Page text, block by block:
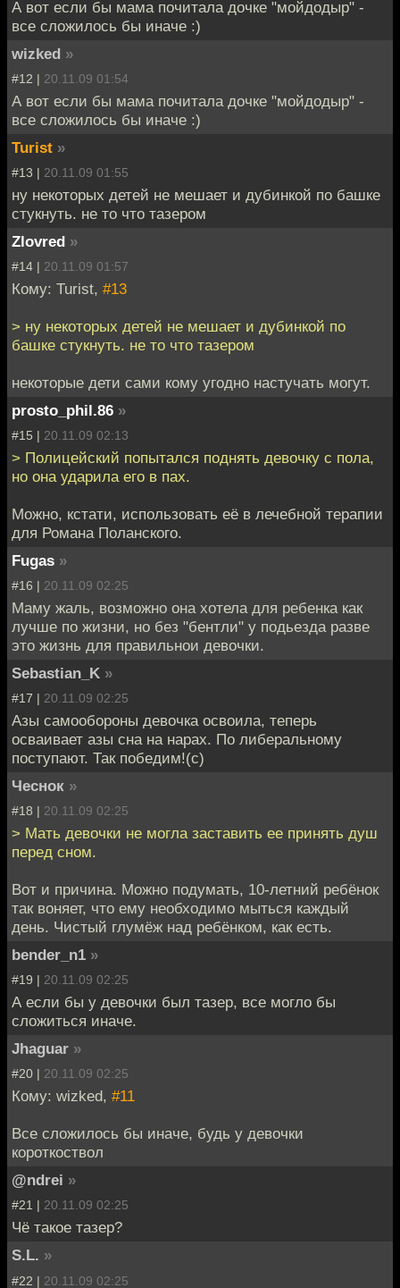
А вот если бы мама почитала дочке "мойдодыр" -
все сложилось бы иначе :)
wizked »
#12 | 20.11.09 01:54
А вот если бы мама почитала дочке "мойдодыр" -
все сложилось бы иначе :)
Turist »
#13 | 20.11.09 01:55
ну некоторых детей не мешает и дубинкой по башке
стукнуть. не то что тазером
Zlovred »
#14 | 20.11.09 01:57
Кому: Turist, #13
> ну некоторых детей не мешает и дубинкой по
башке стукнуть. не то что тазером
некоторые дети сами кому угодно настучать могут.
prosto_phil.86 »
#15 | 20.11.09 02:13
> Полицейский попытался поднять девочку с пола,
но она ударила его в пах.
Можно, кстати, использовать её в лечебной терапии
для Романа Поланского.
Fugas »
#16 | 20.11.09 02:25
Маму жаль, возможно она хотела для ребенка как
лучше по жизни, но без "бентли" у подьезда разве
это жизнь для правильнои девочки.
Sebastian_K »
#17 | 20.11.09 02:25
Азы самообороны девочка освоила, теперь
осваивает азы сна на нарах. По либеральному
поступают. Так победим!(с)
Чеснок »
#18 | 20.11.09 02:25
> Мать девочки не могла заставить ее принять душ
перед сном.
Вот и причина. Можно подумать, 10-летний ребёнок
так воняет, что ему необходимо мыться каждый
день. Чистый глумёж над ребёнком, как есть.
bender_n1 »
#19 | 20.11.09 02:25
А если бы у девочки был тазер, все могло бы
сложиться иначе.
Jhaguar »
#20 | 20.11.09 02:25
Кому: wizked, #11
Все сложилось бы иначе, будь у девочки
короткоствол
@ndrei »
#21 | 20.11.09 02:25
Чё такое тазер?
S.L. »
#22 | 20.11.09 02:25